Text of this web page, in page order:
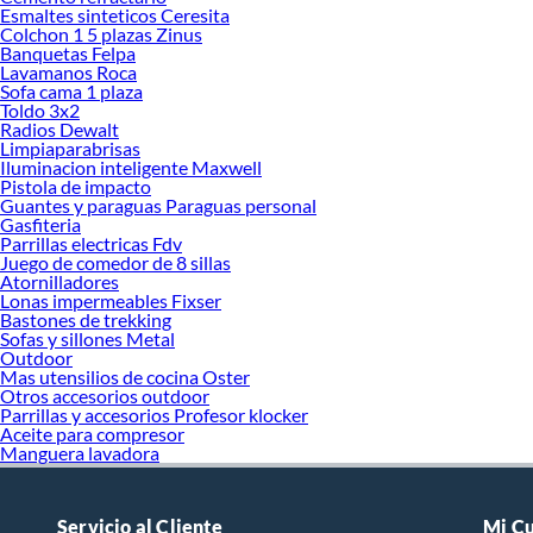
Esmaltes sinteticos Ceresita
Colchon 1 5 plazas Zinus
Banquetas Felpa
Lavamanos Roca
Sofa cama 1 plaza
Toldo 3x2
Radios Dewalt
Limpiaparabrisas
Iluminacion inteligente Maxwell
Pistola de impacto
Guantes y paraguas Paraguas personal
Gasfiteria
Parrillas electricas Fdv
Juego de comedor de 8 sillas
Atornilladores
Lonas impermeables Fixser
Bastones de trekking
Sofas y sillones Metal
Outdoor
Mas utensilios de cocina Oster
Otros accesorios outdoor
Parrillas y accesorios Profesor klocker
Aceite para compresor
Manguera lavadora
Servicio al Cliente Mi